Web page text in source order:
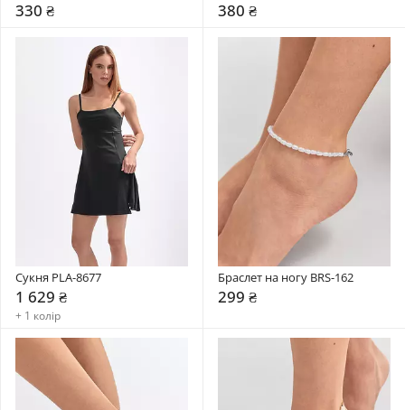
330 ₴ 380 ₴
Сукня PLA-8677
1 629 ₴
+ 1 колір
Браслет на ногу BRS-162
299 ₴